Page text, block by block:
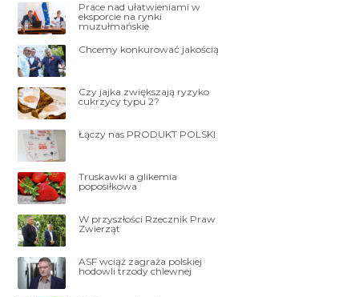
Prace nad ułatwieniami w
eksporcie na rynki
muzułmańskie
Chcemy konkurować jakością
Czy jajka zwiększają ryzyko
cukrzycy typu 2?
Łączy nas PRODUKT POLSKI
Truskawki a glikemia
poposiłkowa
W przyszłości Rzecznik Praw
Zwierząt
ASF wciąż zagraża polskiej
hodowli trzody chlewnej